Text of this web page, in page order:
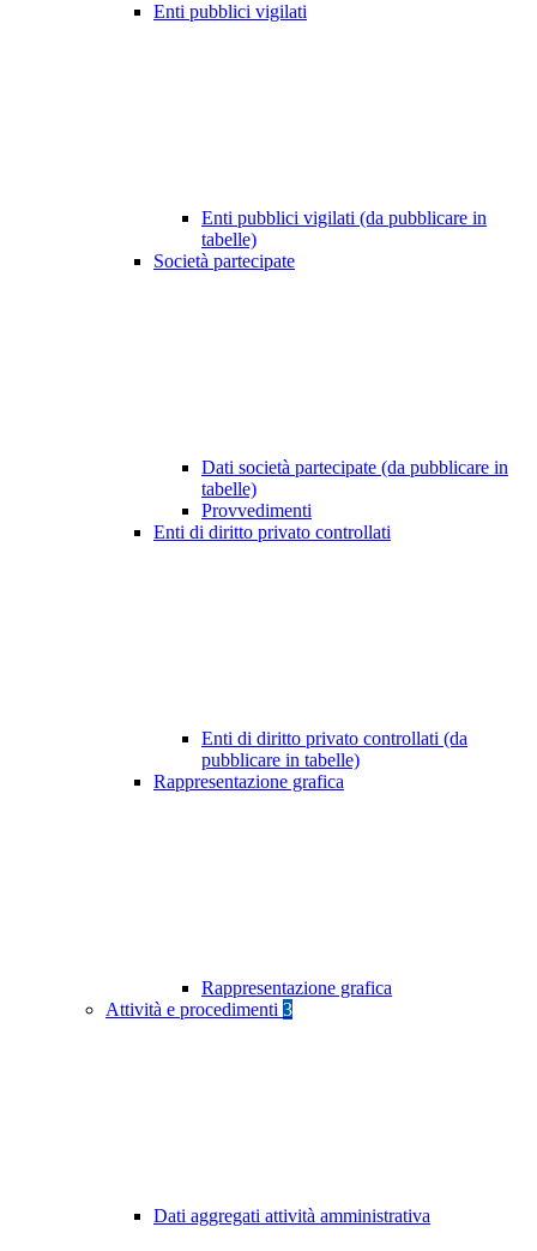
Enti pubblici vigilati
Enti pubblici vigilati (da pubblicare in
tabelle)
Società partecipate
Dati società partecipate (da pubblicare in
tabelle)
Provvedimenti
Enti di diritto privato controllati
Enti di diritto privato controllati (da
pubblicare in tabelle)
Rappresentazione grafica
Rappresentazione grafica
Attività e procedimenti 3
Dati aggregati attività amministrativa